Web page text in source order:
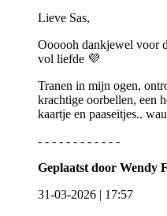
Lieve Sas,
Oooooh dankjewel voor
vol liefde 💜
Tranen in mijn ogen,
krachtige oorbellen, een
kaartje en paaseitjes..
- - - - - - - - - - - -
Geplaatst door Wendy
31-03-2026 | 17:57